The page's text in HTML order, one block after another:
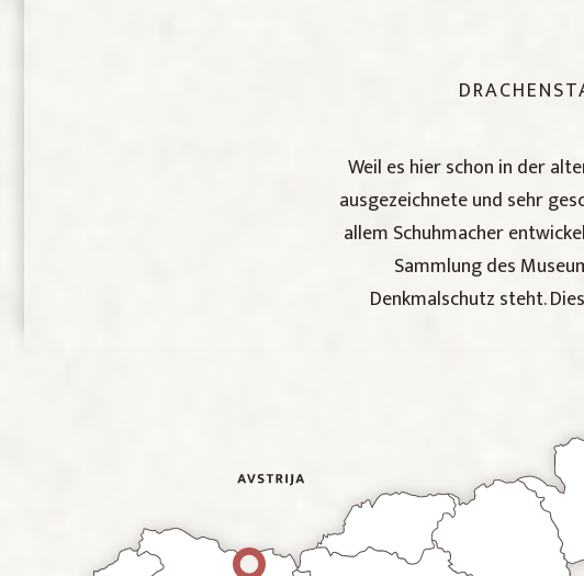
Weil es hier schon in der
ausgezeichnete und sehr
allem Schuhmacher
Sammlung des
Denkmalschutz steht.